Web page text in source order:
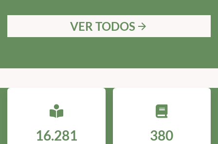
VER TODOS arrow_forward
16.281 380